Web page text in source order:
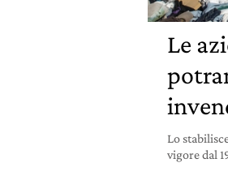
Le
Lo
vigore dal